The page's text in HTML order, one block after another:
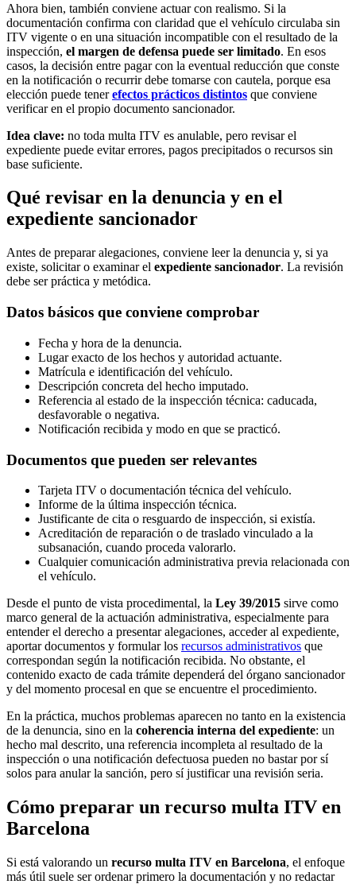
Ahora bien, también conviene actuar con realismo. Si la
documentación confirma con claridad que el vehículo circulaba sin
ITV vigente o en una situación incompatible con el resultado de la
inspección, el margen de defensa puede ser limitado. En esos
casos, la decisión entre pagar con la eventual reducción que conste
en la notificación o recurrir debe tomarse con cautela, porque esa
elección puede tenerefectos prácticos distintos que conviene
verificar en el propio documento sancionador.
Idea clave: no toda multa ITV es anulable, pero revisar el
expediente puede evitar errores, pagos precipitados o recursos sin
base suficiente.
Qué revisar en la denuncia y en el
expediente sancionador
Antes de preparar alegaciones, conviene leer la denuncia y, si ya
existe, solicitar o examinar el expediente sancionador. La revisión
debe ser práctica y metódica.
Datos básicos que conviene comprobar
Fecha y hora de la denuncia.
Lugar exacto de los hechos y autoridad actuante.
Matrícula e identificación del vehículo.
Descripción concreta del hecho imputado.
Referencia al estado de la inspección técnica: caducada,
desfavorable o negativa.
Notificación recibida y modo en que se practicó.
Documentos que pueden ser relevantes
Tarjeta ITV o documentación técnica del vehículo.
Informe de la última inspección técnica.
Justificante de cita o resguardo de inspección, si existía.
Acreditación de reparación o de traslado vinculado a la
subsanación, cuando proceda valorarlo.
Cualquier comunicación administrativa previa relacionada con
el vehículo.
Desde el punto de vista procedimental, la Ley 39/2015 sirve como
marco general de la actuación administrativa, especialmente para
entender el derecho a presentar alegaciones, acceder al expediente,
aportar documentos y formular los recursos administrativos que
correspondan según la notificación recibida. No obstante, el
contenido exacto de cada trámite dependerá del órgano sancionador
y del momento procesal en que se encuentre el procedimiento.
En la práctica, muchos problemas aparecen no tanto en la existencia
de la denuncia, sino en la coherencia interna del expediente: un
hecho mal descrito, una referencia incompleta al resultado de la
inspección o una notificación defectuosa pueden no bastar por sí
solos para anular la sanción, pero sí justificar una revisión seria.
Cómo preparar un recurso multa ITV en
Barcelona
Si está valorando un recurso multa ITV en Barcelona, el enfoque
más útil suele ser ordenar primero la documentación y no redactar